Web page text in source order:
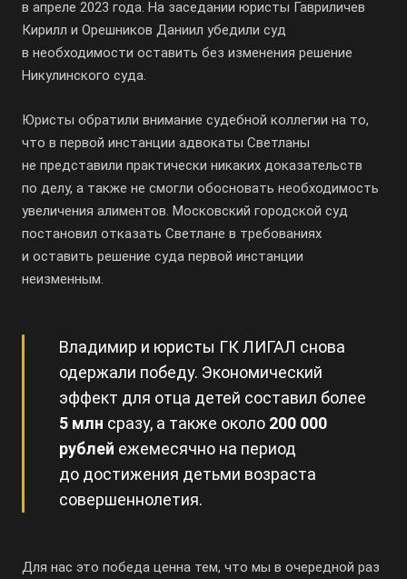
в апреле 2023 года. На заседании юристы Гавриличев
Кирилл и Орешников Даниил убедили суд
в необходимости оставить без изменения решение
Никулинского суда.
Юристы обратили внимание судебной коллегии на то,
что в первой инстанции адвокаты Светланы
не представили практически никаких доказательств
по делу, а также не смогли обосновать необходимость
увеличения алиментов. Московский городской суд
постановил отказать Светлане в требованиях
и оставить решение суда первой инстанции
неизменным.
Владимир и юристы ГК ЛИГАЛ снова
одержали победу. Экономический
эффект для отца детей составил более
5 млн сразу, а также около 200 000
рублей ежемесячно на период
до достижения детьми возраста
совершеннолетия.
Для нас это победа ценна тем, что мы в очередной раз